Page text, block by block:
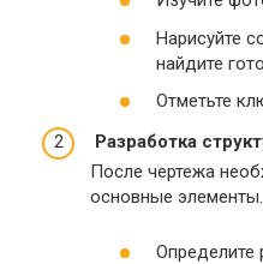
Нарисуйте
найдите
Отметьте
Разработка
После чертежа
основные элементы.
Определите